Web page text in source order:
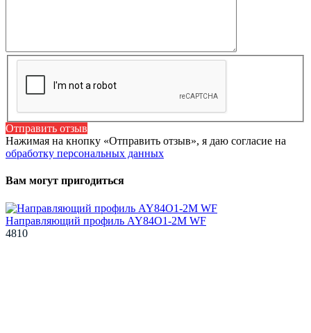
Отправить отзыв
Нажимая на кнопку «Отправить отзыв», я даю согласие на
обработку персональных данных
Вам могут пригодиться
Направляющий профиль AY84O1-2M WF
4810